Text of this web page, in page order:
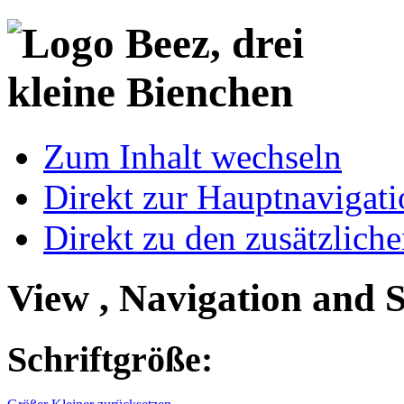
Zum Inhalt wechseln
Direkt zur
Direkt zu den
View , Navigation and
Schriftgröße: